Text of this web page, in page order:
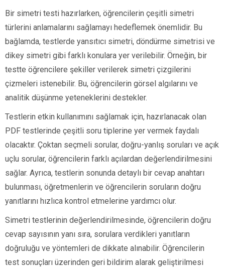
Bir simetri testi hazırlarken, öğrencilerin çeşitli simetri
türlerini anlamalarını sağlamayı hedeflemek önemlidir. Bu
bağlamda, testlerde yansıtıcı simetri, döndürme simetrisi ve
dikey simetri gibi farklı konulara yer verilebilir. Örneğin, bir
testte öğrencilere şekiller verilerek simetri çizgilerini
çizmeleri istenebilir. Bu, öğrencilerin görsel algılarını ve
analitik düşünme yeteneklerini destekler.
Testlerin etkin kullanımını sağlamak için, hazırlanacak olan
PDF testlerinde çeşitli soru tiplerine yer vermek faydalı
olacaktır. Çoktan seçmeli sorular, doğru-yanlış soruları ve açık
uçlu sorular, öğrencilerin farklı açılardan değerlendirilmesini
sağlar. Ayrıca, testlerin sonunda detaylı bir cevap anahtarı
bulunması, öğretmenlerin ve öğrencilerin soruların doğru
yanıtlarını hızlıca kontrol etmelerine yardımcı olur.
Simetri testlerinin değerlendirilmesinde, öğrencilerin doğru
cevap sayısının yanı sıra, sorulara verdikleri yanıtların
doğruluğu ve yöntemleri de dikkate alınabilir. Öğrencilerin
test sonuçları üzerinden geri bildirim alarak geliştirilmesi